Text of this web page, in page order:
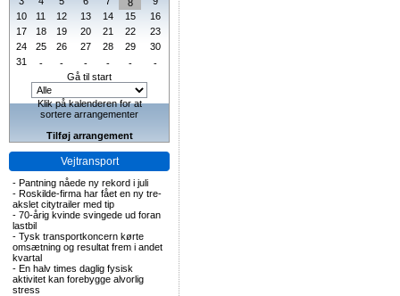
8
10
11 12 13 14 15
16
17
18 19 20 21 22
23
24
25 26 27 28 29
30
31
- - - - -
-
Gå til start
Klik på kalenderen for at
sortere arrangementer
Tilføj arrangement
Vejtransport
- Pantning nåede ny rekord i juli
- Roskilde-firma har fået en ny tre-
akslet citytrailer med tip
- 70-årig kvinde svingede ud foran
lastbil
- Tysk transportkoncern kørte
omsætning og resultat frem i andet
kvartal
- En halv times daglig fysisk
aktivitet kan forebygge alvorlig
stress